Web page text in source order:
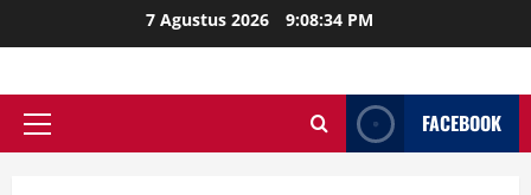
to
7 Agustus 2026 9:08:35 PM
Primary
FACEBOOK